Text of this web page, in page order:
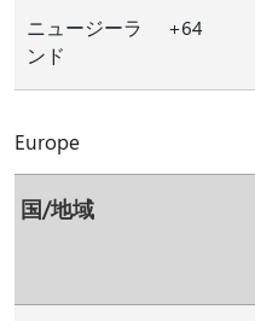
ニュージーラ
ンド
+64
Europe
国/地域